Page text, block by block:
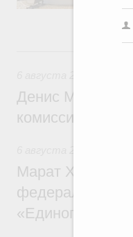
Денис
комиссии по
Марат
федерального
«Единого